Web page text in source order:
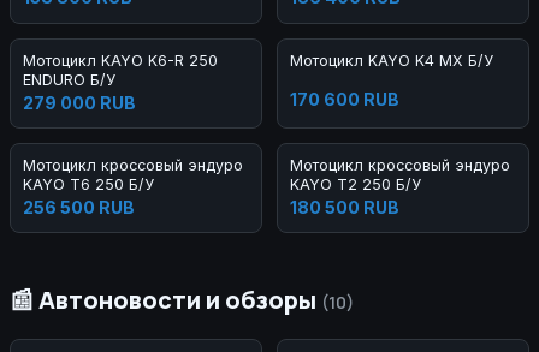
Мотоцикл KAYO K6-R 250
ENDURO Б/У
279 000 RUB
Мотоцикл KAYO K4 MX Б/У
170 600 RUB
Мотоцикл кроссовый эндуро
KAYO T6 250 Б/У
256 500 RUB
Мотоцикл кроссовый эндуро
KAYO T2 250 Б/У
180 500 RUB
📰 Автоновости и обзоры (10)